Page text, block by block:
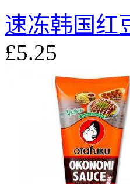
速冻韩国红
£5.25